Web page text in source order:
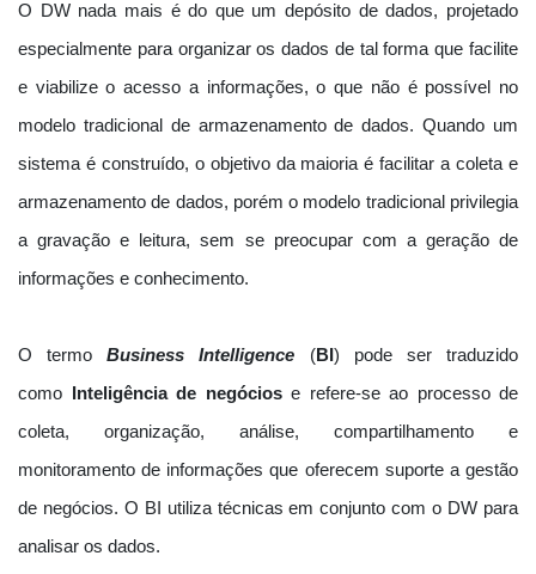
O DW nada mais é do que um depósito de dados, projetado
especialmente para organizar os dados de tal forma que facilite
e viabilize o acesso a informações, o que não é possível no
modelo tradicional de armazenamento de dados. Quando um
sistema é construído, o objetivo da maioria é facilitar a coleta e
armazenamento de dados, porém o modelo tradicional privilegia
a gravação e leitura, sem se preocupar com a geração de
informações e conhecimento.
O termoBusiness Intelligence (BI ) pode ser traduzido
como
Inteligência de negócios e refere-se ao processo de
coleta, organização, análise, compartilhamento e
monitoramento de informações que oferecem suporte a gestão
de negócios. O BI utiliza técnicas em conjunto com o DW para
analisar os dados.